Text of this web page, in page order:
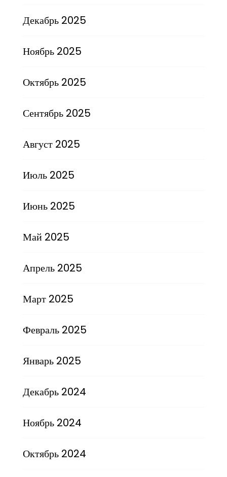
Декабрь 2025
Ноябрь 2025
Октябрь 2025
Сентябрь 2025
Август 2025
Июль 2025
Июнь 2025
Май 2025
Апрель 2025
Март 2025
Февраль 2025
Январь 2025
Декабрь 2024
Ноябрь 2024
Октябрь 2024